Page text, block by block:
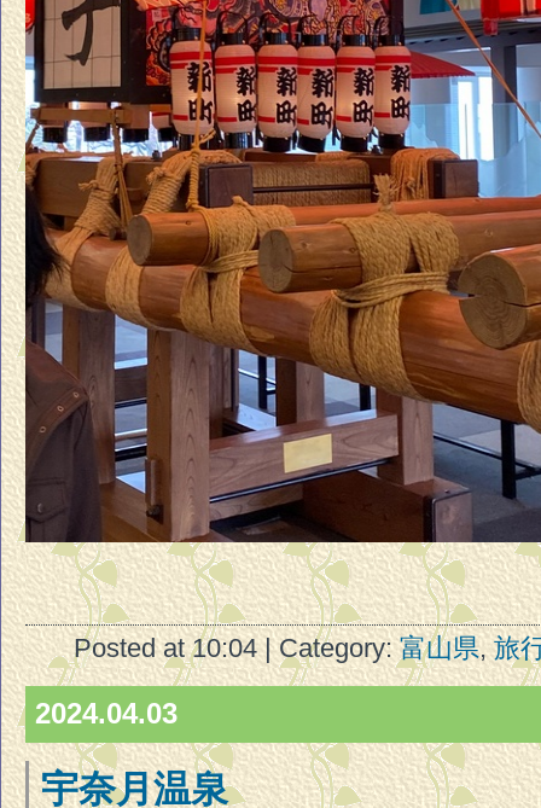
Posted at 10:04 | Category:富山県,旅
2024.04.03
宇奈月温泉